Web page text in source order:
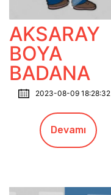
AKSARAY
BOYA
BADANA
2023-08-09 18:28:32
Devamı